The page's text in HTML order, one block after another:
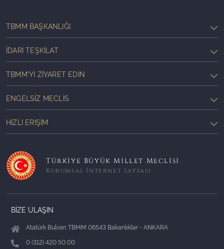
TBMM BAŞKANLIĞI
İDARI TEŞKILAT
TBMM'YI ZIYARET EDIN
ENGELSIZ MECLIS
HIZLI ERIŞIM
Türkiye Büyük Millet Meclisi
Kurumsal İnternet Sayfası
BİZE ULAŞIN
Atatürk Bulvarı TBMM 06543 Bakanlıklar - ANKARA
0 (312) 420 50 00